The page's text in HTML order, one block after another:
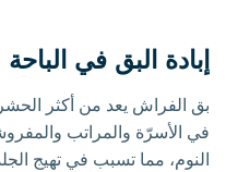
إبادة البق في الباحة
بق الفراش يعد من أكثر
في الأسرّة والمراتب
النوم، مما تسبب في تهيج